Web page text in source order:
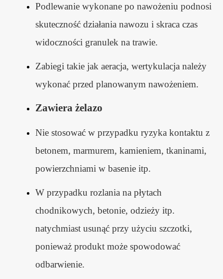
Podlewanie wykonane po nawożeniu podnosi
skuteczność działania nawozu i skraca czas
widoczności granulek na trawie.
Zabiegi takie jak aeracja, wertykulacja należy
wykonać przed planowanym nawożeniem.
Zawiera żelazo
Nie stosować w przypadku ryzyka kontaktu z
betonem, marmurem, kamieniem, tkaninami,
powierzchniami w basenie itp.
W przypadku rozlania na płytach
chodnikowych, betonie, odzieży itp.
natychmiast usunąć przy użyciu szczotki,
ponieważ produkt może spowodować
odbarwienie.